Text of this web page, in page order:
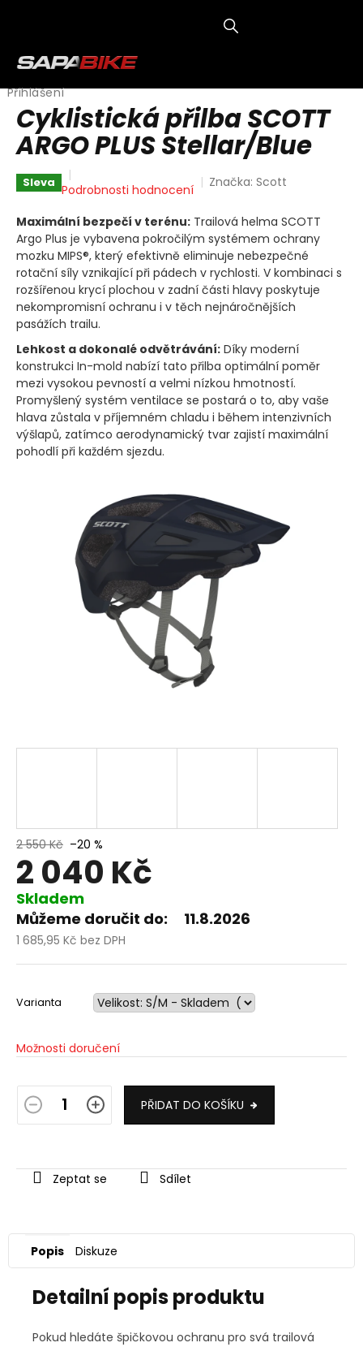
Přihlášení
Cyklistická přilba SCOTT
ARGO PLUS Stellar/Blue
Sleva Průměrné
produktu
je
0,0
z
5
hvězdiček.
Podrobnosti hodnocení Značka:Scott
Maximální bezpečí v terénu: Trailová helma SCOTT
Argo Plus je vybavena pokročilým systémem ochrany
mozku MIPS®, který efektivně eliminuje nebezpečné
rotační síly vznikající při pádech v rychlosti. V kombinaci s
rozšířenou krycí plochou v zadní části hlavy poskytuje
nekompromisní ochranu i v těch nejnáročnějších
pasážích trailu.
Lehkost a dokonalé odvětrávání: Díky moderní
konstrukci In-mold nabízí tato přilba optimální poměr
mezi vysokou pevností a velmi nízkou hmotností.
Promyšlený systém ventilace se postará o to, aby vaše
hlava zůstala v příjemném chladu i během intenzivních
výšlapů, zatímco aerodynamický tvar zajistí maximální
pohodlí při každém sjezdu.
2 550 Kč –20 %
2 040 Kč
Skladem
Můžeme doručit do:
11.8.2026
1 685,95 Kč bez DPH
Měrná
Varianta
Možnosti doručení
PŘIDAT DO KOŠÍKU
Zeptat se Sdílet
Popis Diskuze
Detailní popis produktu
Pokud hledáte špičkovou ochranu pro svá trailová